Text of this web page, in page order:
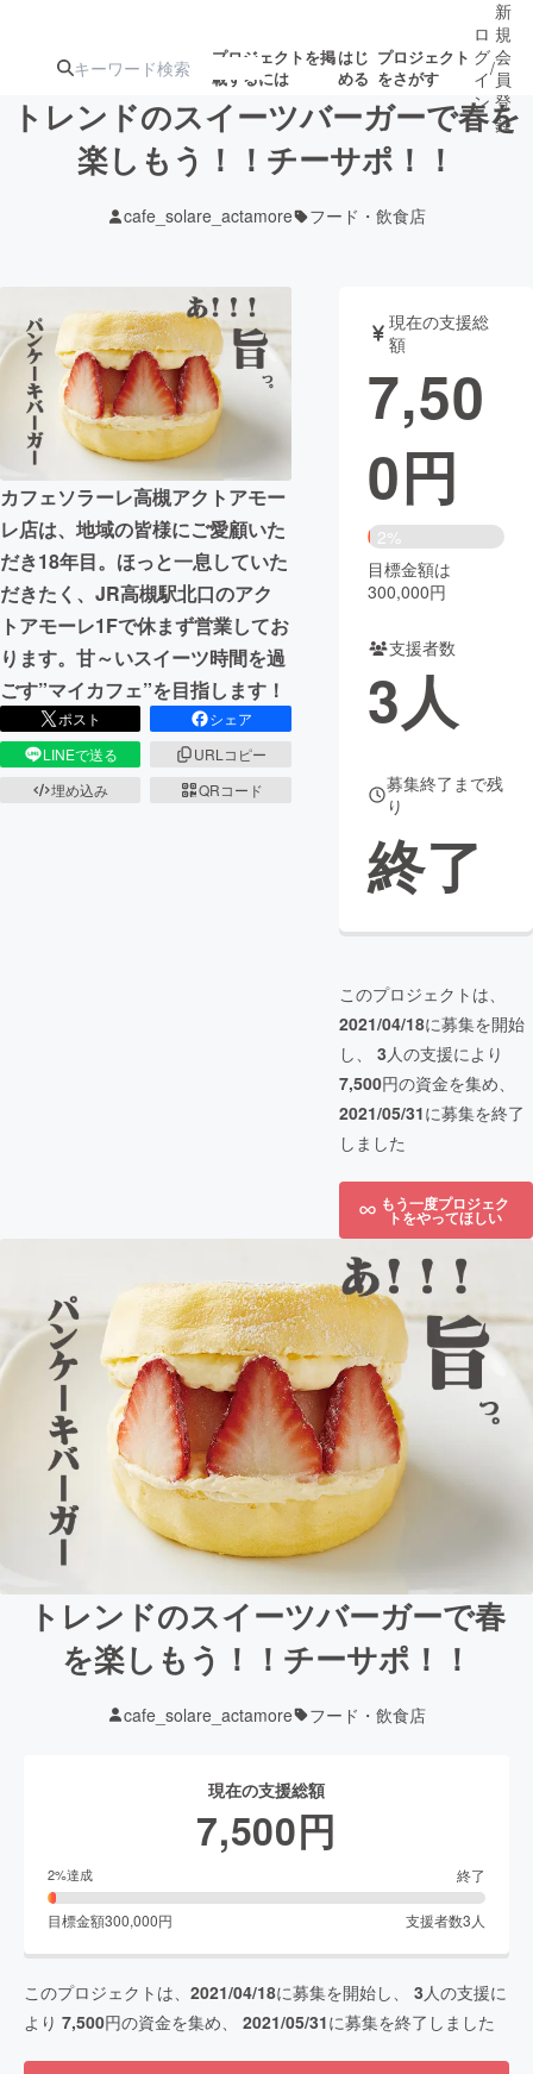
プロジェクトを掲
載するには
はじ
める
プロジェクト
をさがす
ターン
ジェクト
募集終了が近いプ
ロジェクト
アート・写真 音楽
テクノロジー・ガジェット ゲーム・サ
映像・映画 書籍・雑誌
ビジネス・起業 チャレンジ
まちづくり・地域活性化
CAMPFIRE for Social Good
CAMPFIRE Creation
CAMPFIREふるさと納税 machi-ya コミュニティ
ロ
グ
イ
ン
/
新
規
会
員
登
録
トレンドのスイーツバーガーで春を
楽しもう！！チーサポ！！
cafe_solare_actamore フード・飲食店
カフェソラーレ高槻アクトアモー
レ店は、地域の皆様にご愛顧いた
だき18年目。ほっと一息していた
だきたく、JR高槻駅北口のアク
トアモーレ1Fで休まず営業してお
ります。甘～いスイーツ時間を過
ごす”マイカフェ”を目指します！
ポスト
シェア
LINEで送る
URLコピー
埋め込み
QRコード
現在の支援総
額
7,50
0円
2%
目標金額は
300,000円
支援者数
3人
募集終了まで残
り
終了
このプロジェクトは、
2021/04/18に募集を開始
し、 3人の支援により
7,500円の資金を集め、
2021/05/31に募集を終了
しました
もう一度プロジェク
トをやってほしい
トレンドのスイーツバーガーで春
を楽しもう！！チーサポ！！
cafe_solare_actamore フード・飲食店
現在の支援総額
7,500円
2%達成 終了
目標金額300,000円 支援者数3 人
このプロジェクトは、 2021/04/18に募集を開始し、 3 人の支援に
より 7,500円の資金を集め、 2021/05/31に募集を終了しました